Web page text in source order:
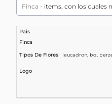
Finca - items, con los cuales
Pais
Flores
leucadron, bq,